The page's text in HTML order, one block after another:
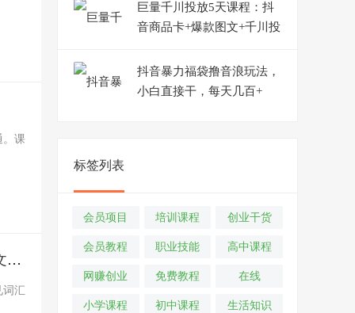
。课
天诺老吴图文资料：千川快速起量+千川实操攻略+直播间搭建攻略等（文档）
词汇
巨量千川投放5天课程：抖
音商品卡+爆款图文+千川投
抖音暴力福袋撸音浪玩法，
小白直接干，每天几百+
标签列表
会员项目 培训课程 创业干货
会员教程 职业技能 高中课程
网赚创业 免费教程 在线
小学课程 初中课程 生活知识